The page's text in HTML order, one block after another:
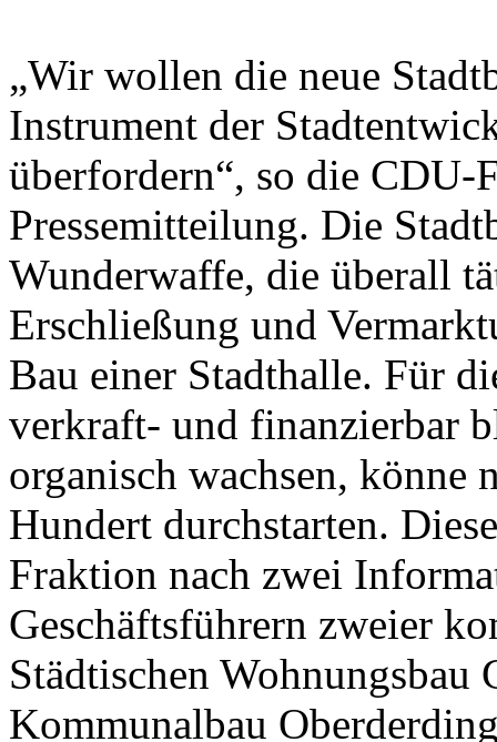
„Wir wollen die neue
Instrument der
überfordern“, so die CDU-
Pressemitteilung. Die
Wunderwaffe, die überall
Erschließung und
Bau einer Stadthalle. Für
verkraft- und finanzierbar
organisch wachsen,
Hundert durchstarten.
Fraktion nach zwei
Geschäftsführern zweier
Städtischen
Kommunalbau